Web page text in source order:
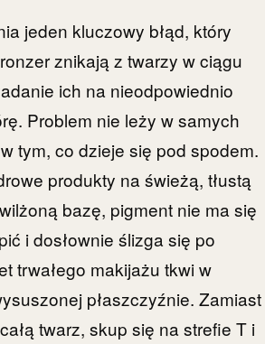
jeden kluczowy błąd, który
znikają z twarzy w ciągu
ich na nieodpowiednio
Problem nie leży w samych
tym, co dzieje się pod spodem.
produkty na świeżą, tłustą
bazę, pigment nie ma się
i dosłownie ślizga się po
trwałego makijażu tkwi w
płaszczyźnie. Zamiast
twarz, skup się na strefie T i